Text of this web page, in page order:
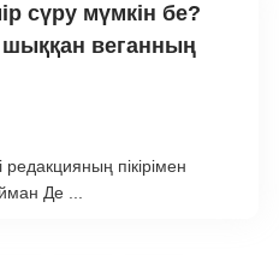
сүру мүмкін бе?
шыққан веганның
пікірімен
Де ...